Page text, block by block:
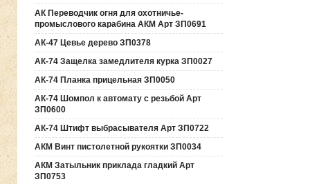
АК Переводчик огня для охотничье-
промыслового карабина АКМ Арт ЗП0691
АК-47 Цевье дерево ЗП0378
АК-74 Защелка замедлителя курка ЗП0027
АК-74 Планка прицельная ЗП0050
АК-74 Шомпол к автомату с резьбой Арт
ЗП0600
АК-74 Штифт выбрасывателя Арт ЗП0722
АКМ Винт пистолетной рукоятки ЗП0034
АКМ Затыльник приклада гладкий Арт
ЗП0753